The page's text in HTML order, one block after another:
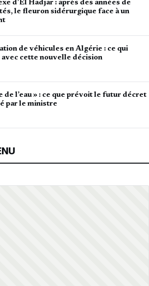
d’El Hadjar : après des années de
le fleuron sidérurgique face à un
de véhicules en Algérie : ce qui
avec cette nouvelle décision
de l’eau » : ce que prévoit le futur décret
par le ministre